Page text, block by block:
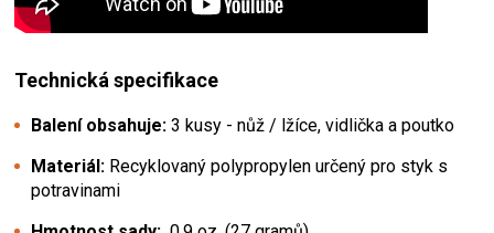
Technická specifikace
Balení obsahuje: 3 kusy - nůž / lžíce, vidlička a poutko
Materiál: Recyklovaný polypropylen určený pro styk s
potravinami